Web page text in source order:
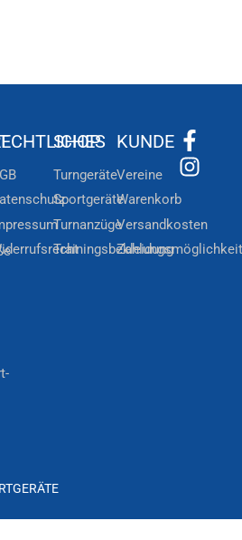
SHOP
Turngeräte
Sportgeräte
Turnanzüge
Trainingsbekleidung
KUNDE
Vereine
Warenkorb
Versandkosten